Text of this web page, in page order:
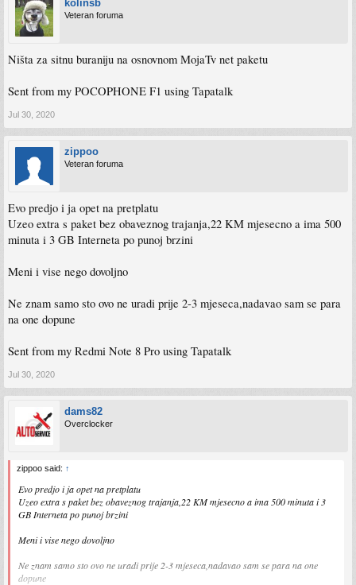
kolinsb
Veteran foruma
Ništa za sitnu buraniju na osnovnom MojaTv net paketu
Sent from my POCOPHONE F1 using Tapatalk
Jul 30, 2020
zippoo
Veteran foruma
Evo predjo i ja opet na pretplatu
Uzeo extra s paket bez obaveznog trajanja,22 KM mjesecno a ima 500
minuta i 3 GB Interneta po punoj brzini
Meni i vise nego dovoljno
Ne znam samo sto ovo ne uradi prije 2-3 mjeseca,nadavao sam se para
na one dopune
Sent from my Redmi Note 8 Pro using Tapatalk
Jul 30, 2020
dams82
Overclocker
zippoo said: ↑
Evo predjo i ja opet na pretplatu
Uzeo extra s paket bez obaveznog trajanja,22 KM mjesecno a ima 500 minuta i 3
GB Interneta po punoj brzini
Meni i vise nego dovoljno
Ne znam samo sto ovo ne uradi prije 2-3 mjeseca,nadavao sam se para na one
dopune